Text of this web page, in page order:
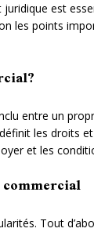
est
les points
entre un
les droits
et les
Tout